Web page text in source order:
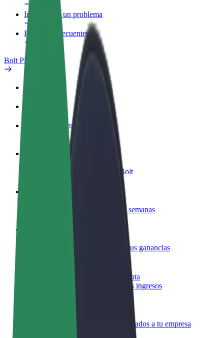
Informar de un problema
Preguntas frecuentes
Bolt Plus
Preguntas frecuentes
Colaborar como conductor
Gana dinero colaborando con Bolt
Repartí comida y cobrá todas las semanas
Llegá a más clientes y maximizá tus ganancias
Registrarse como propietario de flota
Añadí tu flota a Bolt y potenciá tus ingresos
Bolt para empresas
Productos y servicios de Bolt adaptados a tu empresa